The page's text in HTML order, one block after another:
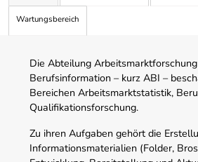
Wartungsbereich
Die Abteilung
Berufsinformation – kurz ABI –
Bereichen Arbeitsmarktstatistik,
Qualifikationsforschung.
Zu ihren Aufgaben gehört die
Informationsmaterialien (Folder,